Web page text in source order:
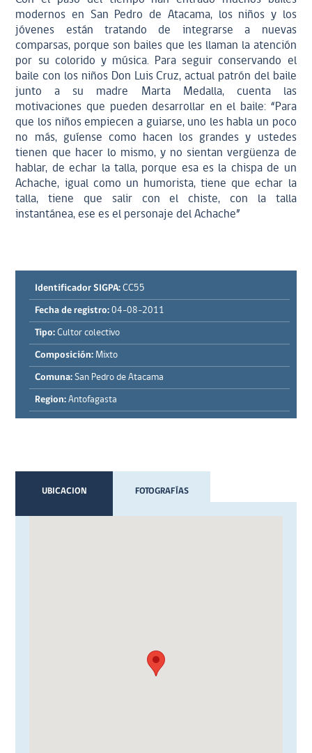
modernos en San Pedro de Atacama, los niños y los
jóvenes están tratando de integrarse a nuevas
comparsas, porque son bailes que les llaman la atención
por su colorido y música. Para seguir conservando el
baile con los niños Don Luis Cruz, actual patrón del baile
junto a su madre Marta Medalla, cuenta las
motivaciones que pueden desarrollar en el baile: “Para
que los niños empiecen a guiarse, uno les habla un poco
no más, guíense como hacen los grandes y ustedes
tienen que hacer lo mismo, y no sientan vergüenza de
hablar, de echar la talla, porque esa es la chispa de un
Achache, igual como un humorista, tiene que echar la
talla, tiene que salir con el chiste, con la talla
instantánea, ese es el personaje del Achache”
Identificador SIGPA: CC55
Fecha de registro: 04-08-2011
Tipo: Cultor colectivo
Composición: Mixto
Comuna: San Pedro de Atacama
Region: Antofagasta
UBICACION FOTOGRAFÍAS